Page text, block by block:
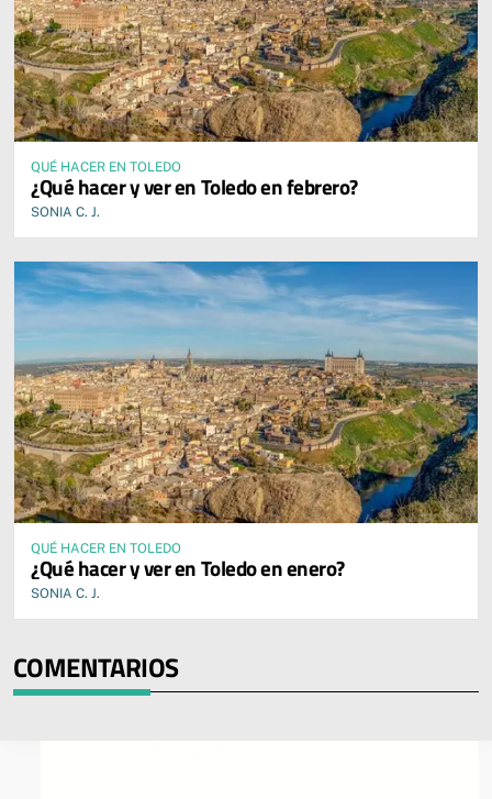
QUÉ HACER EN TOLEDO
¿Qué hacer y ver en Toledo en febrero?
SONIA C. J.
QUÉ HACER EN TOLEDO
¿Qué hacer y ver en Toledo en enero?
SONIA C. J.
COMENTARIOS